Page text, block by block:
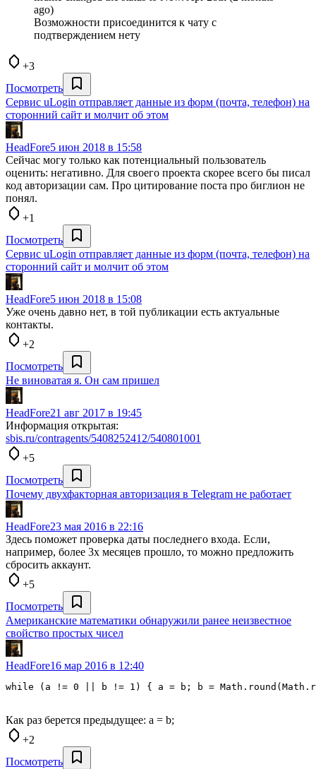
ago)
Возможности присоединится к чату с
подтверждением нету
+3
Посмотреть
Сервис uLogin отправляет данные из форм (почта, телефон) на
сторонний сайт и молчит об этом
HeadFore5 июн 2018 в 15:58
Сейчас могу только как потенциальный пользователь
оценить: негативно. Для своего проекта скорее всего бы писал
код авторизации сам. Про цитирование поста про биглион не
понял.
+1
Посмотреть
Сервис uLogin отправляет данные из форм (почта, телефон) на
сторонний сайт и молчит об этом
HeadFore5 июн 2018 в 15:08
Уже очень давно нет, в той публикации есть актуальные
контакты.
+2
Посмотреть
Не виноватая я. Он сам пришел
HeadFore21 авг 2017 в 19:45
Информация открытая:
sbis.ru/contragents/5408252412/540801001
+5
Посмотреть
Почему двухфакторная авторизация в Telegram не работает
HeadFore23 мая 2016 в 22:16
Здесь поможет проверка даты последнего входа. Если,
например, более 3х месяцев прошло, то можно предложить
сбросить аккаунт.
+5
Посмотреть
Американские математики обнаружили ранее неизвестное
свойство простых чисел
HeadFore16 мар 2016 в 12:40
while (a != 0 || b != 1) { a = b; b =
Как раз берется предыдущее: a = b;
+2
Посмотреть